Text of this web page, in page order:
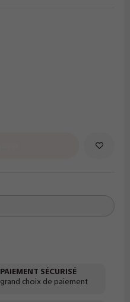
PAIEMENT SÉCURISÉ
grand choix de paiement